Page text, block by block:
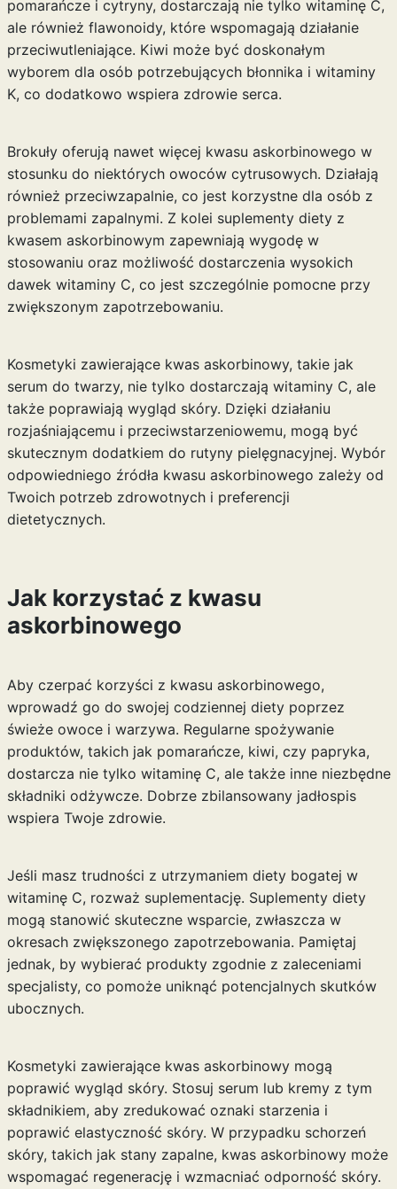
pomarańcze i cytryny, dostarczają nie tylko witaminę C,
ale również flawonoidy, które wspomagają działanie
przeciwutleniające. Kiwi może być doskonałym
wyborem dla osób potrzebujących błonnika i witaminy
K, co dodatkowo wspiera zdrowie serca.
Brokuły oferują nawet więcej kwasu askorbinowego w
stosunku do niektórych owoców cytrusowych. Działają
również przeciwzapalnie, co jest korzystne dla osób z
problemami zapalnymi. Z kolei suplementy diety z
kwasem askorbinowym zapewniają wygodę w
stosowaniu oraz możliwość dostarczenia wysokich
dawek witaminy C, co jest szczególnie pomocne przy
zwiększonym zapotrzebowaniu.
Kosmetyki zawierające kwas askorbinowy, takie jak
serum do twarzy, nie tylko dostarczają witaminy C, ale
także poprawiają wygląd skóry. Dzięki działaniu
rozjaśniającemu i przeciwstarzeniowemu, mogą być
skutecznym dodatkiem do rutyny pielęgnacyjnej. Wybór
odpowiedniego źródła kwasu askorbinowego zależy od
Twoich potrzeb zdrowotnych i preferencji
dietetycznych.
Jak korzystać z kwasu
askorbinowego
Aby czerpać korzyści z kwasu askorbinowego,
wprowadź go do swojej codziennej diety poprzez
świeże owoce i warzywa. Regularne spożywanie
produktów, takich jak pomarańcze, kiwi, czy papryka,
dostarcza nie tylko witaminę C, ale także inne niezbędne
składniki odżywcze. Dobrze zbilansowany jadłospis
wspiera Twoje zdrowie.
Jeśli masz trudności z utrzymaniem diety bogatej w
witaminę C, rozważ suplementację. Suplementy diety
mogą stanowić skuteczne wsparcie, zwłaszcza w
okresach zwiększonego zapotrzebowania. Pamiętaj
jednak, by wybierać produkty zgodnie z zaleceniami
specjalisty, co pomoże uniknąć potencjalnych skutków
ubocznych.
Kosmetyki zawierające kwas askorbinowy mogą
poprawić wygląd skóry. Stosuj serum lub kremy z tym
składnikiem, aby zredukować oznaki starzenia i
poprawić elastyczność skóry. W przypadku schorzeń
skóry, takich jak stany zapalne, kwas askorbinowy może
wspomagać regenerację i wzmacniać odporność skóry.